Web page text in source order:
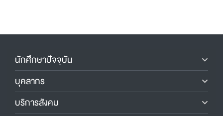
นักศึกษาปัจจุบัน
บุคลากร
บริการสังคม